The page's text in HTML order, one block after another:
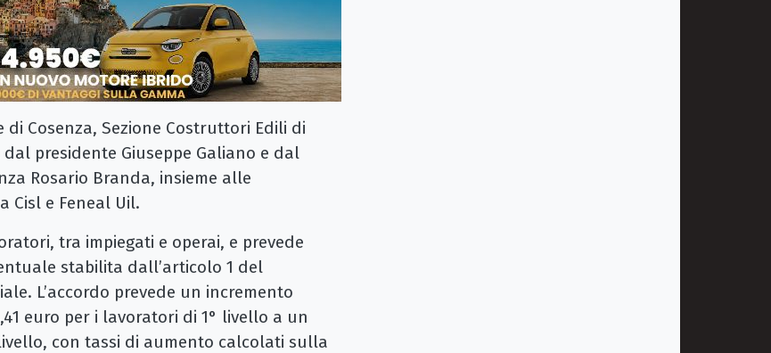
di Cosenza, Sezione Costruttori Edili di
presidente Giuseppe Galiano e dal
Rosario Branda, insieme alle
Cisl e Feneal Uil.
tra impiegati e operai, e prevede
stabilita dall’articolo 1 del
L’accordo prevede un incremento
euro per i lavoratori di 1° livello a un
con tassi di aumento calcolati sulla